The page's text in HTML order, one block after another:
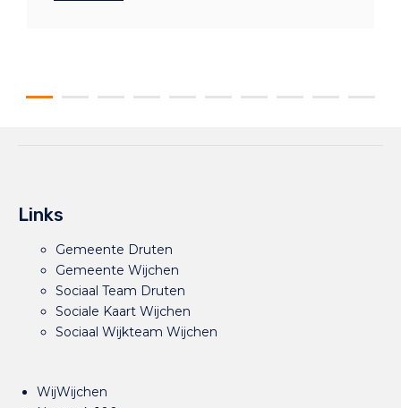
Links
Gemeente Druten
Gemeente Wijchen
Sociaal Team Druten
Sociale Kaart Wijchen
Sociaal Wijkteam Wijchen
WijWijchen